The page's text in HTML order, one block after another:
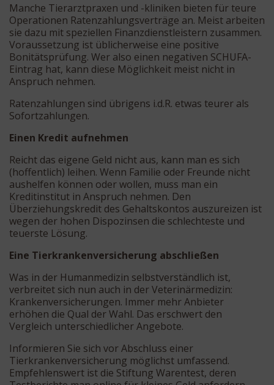
Manche Tierarztpraxen und -kliniken bieten für teure
Operationen Ratenzahlungsverträge an. Meist arbeiten
sie dazu mit speziellen Finanzdienstleistern zusammen.
Voraussetzung ist üblicherweise eine positive
Bonitätsprüfung. Wer also einen negativen SCHUFA-
Eintrag hat, kann diese Möglichkeit meist nicht in
Anspruch nehmen.
Ratenzahlungen sind übrigens i.d.R. etwas teurer als
Sofortzahlungen.
Einen Kredit aufnehmen
Reicht das eigene Geld nicht aus, kann man es sich
(hoffentlich) leihen. Wenn Familie oder Freunde nicht
aushelfen können oder wollen, muss man ein
Kreditinstitut in Anspruch nehmen. Den
Überziehungskredit des Gehaltskontos auszureizen ist
wegen der hohen Dispozinsen die schlechteste und
teuerste Lösung.
Eine Tierkrankenversicherung abschließen
Was in der Humanmedizin selbstverständlich ist,
verbreitet sich nun auch in der Veterinärmedizin:
Krankenversicherungen. Immer mehr Anbieter
erhöhen die Qual der Wahl. Das erschwert den
Vergleich unterschiedlicher Angebote.
Informieren Sie sich vor Abschluss einer
Tierkrankenversicherung möglichst umfassend.
Empfehlenswert ist die Stiftung Warentest, deren